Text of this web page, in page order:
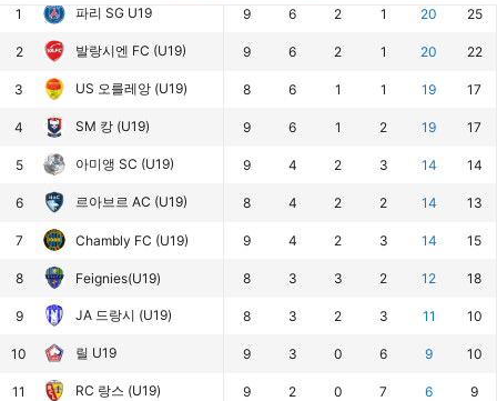
1 파리 SG U19
2 발랑시엔 FC (U19)
3 US 오를레앙 (U19)
4 SM 캉 (U19)
5 아미앵 SC (U19)
6 르아브르 AC (U19)
7 Chambly FC (U19)
8 Feignies(U19)
9 JA 드랑시 (U19)
10 릴 U19
11 RC 랑스 (U19)
9 6 2 1 20 25
9 6 2 1 20 22
8 6 1 1 19 17
9 6 1 2 19 17
9 4 2 3 14 14
8 4 2 2 14 13
9 4 2 3 14 15
8 3 3 2 12 18
8 3 2 3 11 10
9 3 0 6 9 10
9 2 0 7 6 9